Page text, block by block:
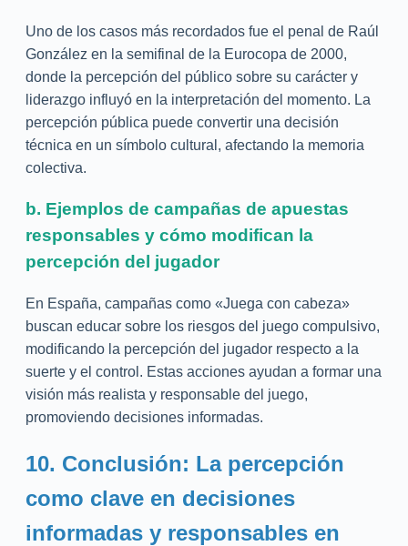
Uno de los casos más recordados fue el penal de Raúl
González en la semifinal de la Eurocopa de 2000,
donde la percepción del público sobre su carácter y
liderazgo influyó en la interpretación del momento. La
percepción pública puede convertir una decisión
técnica en un símbolo cultural, afectando la memoria
colectiva.
b. Ejemplos de campañas de apuestas
responsables y cómo modifican la
percepción del jugador
En España, campañas como «Juega con cabeza»
buscan educar sobre los riesgos del juego compulsivo,
modificando la percepción del jugador respecto a la
suerte y el control. Estas acciones ayudan a formar una
visión más realista y responsable del juego,
promoviendo decisiones informadas.
10. Conclusión: La percepción
como clave en decisiones
informadas y responsables en